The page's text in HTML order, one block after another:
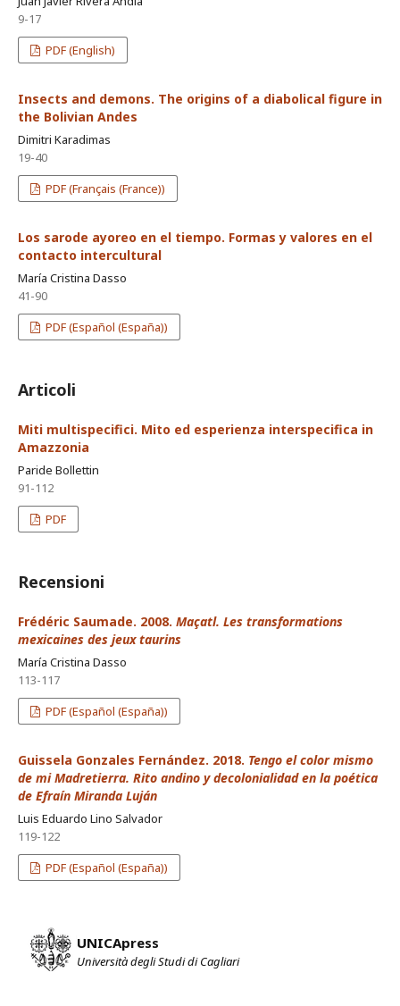
9-17
PDF (English)
Insects and demons. The origins of a diabolical figure in
the Bolivian Andes
Dimitri Karadimas
19-40
PDF (Français (France))
Los sarode ayoreo en el tiempo. Formas y valores en el
contacto intercultural
María Cristina Dasso
41-90
PDF (Español (España))
Articoli
Miti multispecifici. Mito ed esperienza interspecifica in
Amazzonia
Paride Bollettin
91-112
PDF
Recensioni
Frédéric Saumade. 2008. Maçatl. Les transformations
mexicaines des jeux taurins
María Cristina Dasso
113-117
PDF (Español (España))
Guissela Gonzales Fernández. 2018. Tengo el color mismo
de mi Madretierra. Rito andino y decolonialidad en la poética
de Efraín Miranda Luján
Luis Eduardo Lino Salvador
119-122
PDF (Español (España))
UNICApress
Università degli Studi di Cagliari